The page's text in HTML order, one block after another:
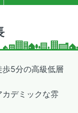
5分の高級低層
デミックな雰